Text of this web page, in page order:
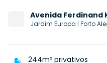
Avenida Ferdinand
Jardim Europa Porto
244m² privativos